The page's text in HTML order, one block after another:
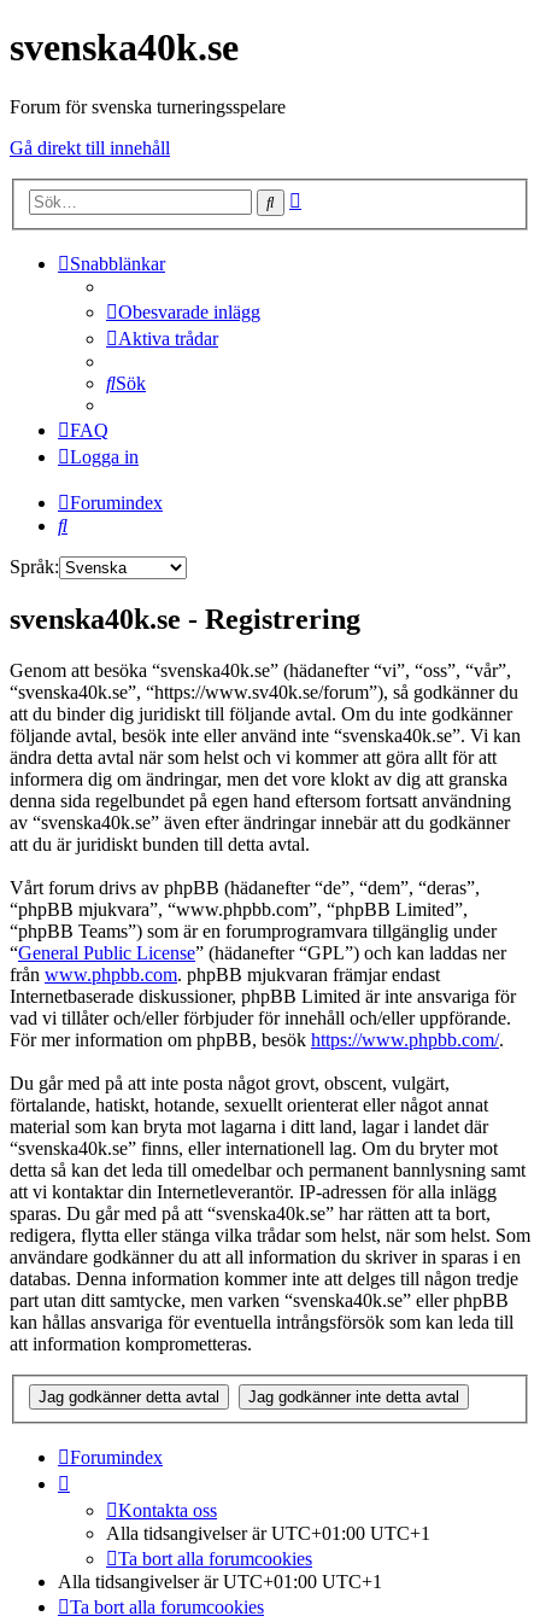
svenska40k.se
Forum för svenska turneringsspelare
Gå direkt till innehåll
Sök
Snabblänkar
Obesvarade inlägg
Aktiva trådar
Sök
FAQ
Logga in
Forumindex
Sök
Språk:
svenska40k.se - Registrering
Genom att besöka “svenska40k.se” (hädanefter “vi”, “oss”, “vår”,
“svenska40k.se”, “https://www.sv40k.se/forum”), så godkänner du
att du binder dig juridiskt till följande avtal. Om du inte godkänner
följande avtal, besök inte eller använd inte “svenska40k.se”. Vi kan
ändra detta avtal när som helst och vi kommer att göra allt för att
informera dig om ändringar, men det vore klokt av dig att granska
denna sida regelbundet på egen hand eftersom fortsatt användning
av “svenska40k.se” även efter ändringar innebär att du godkänner
att du är juridiskt bunden till detta avtal.
Vårt forum drivs av phpBB (hädanefter “de”, “dem”, “deras”,
“phpBB mjukvara”, “www.phpbb.com”, “phpBB Limited”,
“phpBB Teams”) som är en forumprogramvara tillgänglig under
“General Public License” (hädanefter “GPL”) och kan laddas ner
från www.phpbb.com. phpBB mjukvaran främjar endast
Internetbaserade diskussioner, phpBB Limited är inte ansvariga för
vad vi tillåter och/eller förbjuder för innehåll och/eller uppförande.
För mer information om phpBB, besök https://www.phpbb.com/.
Du går med på att inte posta något grovt, obscent, vulgärt,
förtalande, hatiskt, hotande, sexuellt orienterat eller något annat
material som kan bryta mot lagarna i ditt land, lagar i landet där
“svenska40k.se” finns, eller internationell lag. Om du bryter mot
detta så kan det leda till omedelbar och permanent bannlysning samt
att vi kontaktar din Internetleverantör. IP-adressen för alla inlägg
sparas. Du går med på att “svenska40k.se” har rätten att ta bort,
redigera, flytta eller stänga vilka trådar som helst, när som helst. Som
användare godkänner du att all information du skriver in sparas i en
databas. Denna information kommer inte att delges till någon tredje
part utan ditt samtycke, men varken “svenska40k.se” eller phpBB
kan hållas ansvariga för eventuella intrångsförsök som kan leda till
att information komprometteras.
Forumindex
Kontakta oss
Alla tidsangivelser är UTC+01:00 UTC+1
Ta bort alla forumcookies
Alla tidsangivelser är UTC+01:00 UTC+1
Ta bort alla forumcookies